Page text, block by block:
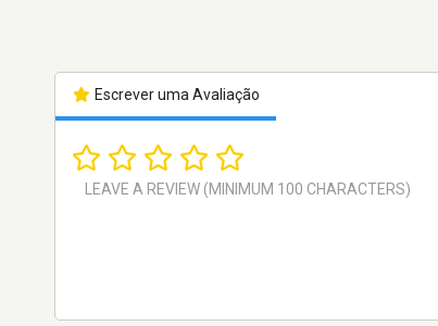
Escrever uma Avaliação